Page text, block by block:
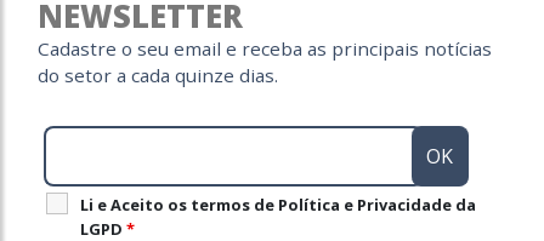
NEWSLETTER
Cadastre o seu email e receba as principais notícias
do setor a cada quinze dias.
Li e Aceito os termos de Política e Privacidade da
LGPD *